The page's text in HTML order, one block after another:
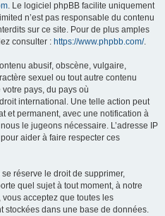
. Le logiciel phpBB facilite uniquement
n’est pas responsable du contenu
sur ce site. Pour de plus amples
consulter : https://www.phpbb.com/.
abusif, obscène, vulgaire,
sexuel ou tout autre contenu
pays, du pays où
international. Une telle action peut
et permanent, avec une notification à
le jugeons nécessaire. L’adresse IP
aider à faire respecter ces
réserve le droit de supprimer,
quel sujet à tout moment, à notre
acceptez que toutes les
stockées dans une base de données.